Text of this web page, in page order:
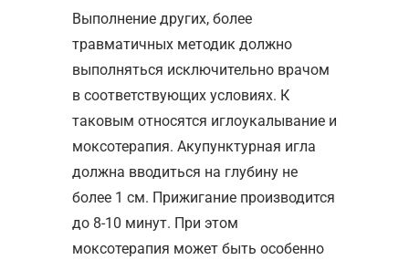
Выполнение других, более
травматичных методик должно
выполняться исключительно врачом
в соответствующих условиях. К
таковым относятся иглоукалывание и
моксотерапия. Акупунктурная игла
должна вводиться на глубину не
более 1 см. Прижигание производится
до 8-10 минут. При этом
моксотерапия может быть особенно